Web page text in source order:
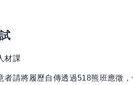
材課
者請將履歷自傳透過518熊班應徵